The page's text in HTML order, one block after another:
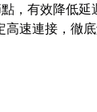
，有效降低延
高速連接，徹